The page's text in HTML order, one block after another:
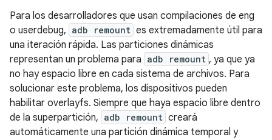
Para los desarrolladores que usan compilaciones de eng
o userdebug, adb remount es extremadamente útil para
una iteración rápida. Las particiones dinámicas
representan un problema para adb remount , ya que ya
no hay espacio libre en cada sistema de archivos. Para
solucionar este problema, los dispositivos pueden
habilitar overlayfs. Siempre que haya espacio libre dentro
de la superpartición, adb remount creará
automáticamente una partición dinámica temporal y